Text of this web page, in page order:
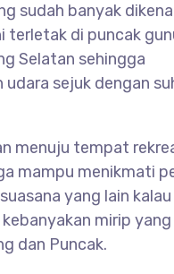
sudah banyak
terletak di puncak
Selatan sehingga
sejuk dengan
menuju tempat
mampu menikmati
yang lain
mirip
dan Puncak.